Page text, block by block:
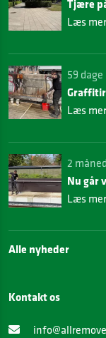
Tjære
Læs
59
Læs
2
Nu går
Læs
Alle nyheder
Kontakt os